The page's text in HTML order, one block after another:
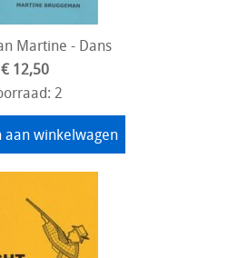
Martine - Dans
€ 12,50
2
aan winkelwagen